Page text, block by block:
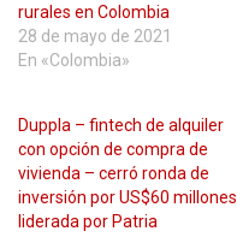
rurales en Colombia
28 de mayo de 2021
En «Colombia»
Duppla – fintech de alquiler
con opción de compra de
vivienda – cerró ronda de
inversión por US$60 millones
liderada por Patria